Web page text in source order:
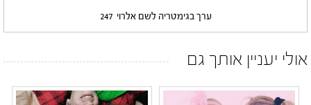
ערך בגימטריה לשם אלרוי 247
אולי יעניין אותך גם